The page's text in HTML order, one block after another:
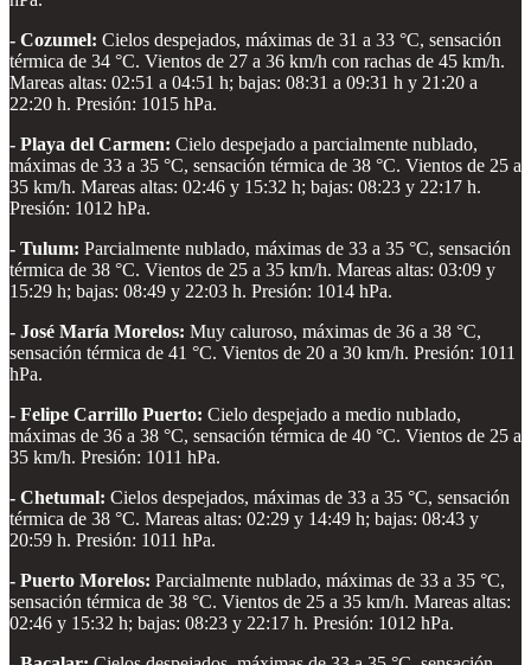
- Cozumel: Cielos despejados, máximas de 31 a 33 °C, sensación
térmica de 34 °C. Vientos de 27 a 36 km/h con rachas de 45 km/h.
Mareas altas: 02:51 a 04:51 h; bajas: 08:31 a 09:31 h y 21:20 a
22:20 h. Presión: 1015 hPa.
- Playa del Carmen: Cielo despejado a parcialmente nublado,
máximas de 33 a 35 °C, sensación térmica de 38 °C. Vientos de 25 a
35 km/h. Mareas altas: 02:46 y 15:32 h; bajas: 08:23 y 22:17 h.
Presión: 1012 hPa.
- Tulum: Parcialmente nublado, máximas de 33 a 35 °C, sensación
térmica de 38 °C. Vientos de 25 a 35 km/h. Mareas altas: 03:09 y
15:29 h; bajas: 08:49 y 22:03 h. Presión: 1014 hPa.
- José María Morelos: Muy caluroso, máximas de 36 a 38 °C,
sensación térmica de 41 °C. Vientos de 20 a 30 km/h. Presión: 1011
hPa.
- Felipe Carrillo Puerto: Cielo despejado a medio nublado,
máximas de 36 a 38 °C, sensación térmica de 40 °C. Vientos de 25 a
35 km/h. Presión: 1011 hPa.
- Chetumal: Cielos despejados, máximas de 33 a 35 °C, sensación
térmica de 38 °C. Mareas altas: 02:29 y 14:49 h; bajas: 08:43 y
20:59 h. Presión: 1011 hPa.
- Puerto Morelos: Parcialmente nublado, máximas de 33 a 35 °C,
sensación térmica de 38 °C. Vientos de 25 a 35 km/h. Mareas altas:
02:46 y 15:32 h; bajas: 08:23 y 22:17 h. Presión: 1012 hPa.